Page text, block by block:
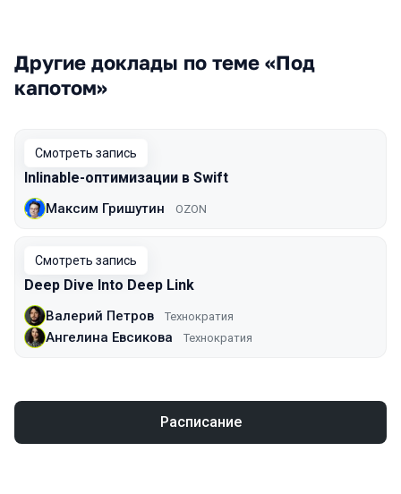
Другие доклады по теме «Под
капотом»
Смотреть запись
Inlinable-оптимизации в Swift
Максим Гришутин OZON
Смотреть запись
Deep Dive Into Deep Link
Валерий Петров Технократия
Ангелина Евсикова Технократия
Расписание